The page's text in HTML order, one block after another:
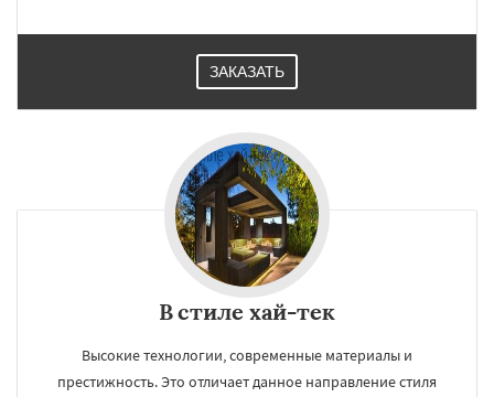
ЗАКАЗАТЬ
В стиле хай-тек
Высокие технологии, современные материалы и
престижность. Это отличает данное направление стиля